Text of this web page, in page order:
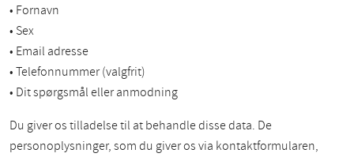
• Fornavn
• Sex
• Email adresse
• Telefonnummer (valgfrit)
• Dit spørgsmål eller anmodning
Du giver os tilladelse til at behandle disse data. De
personoplysninger, som du giver os via kontaktformularen,